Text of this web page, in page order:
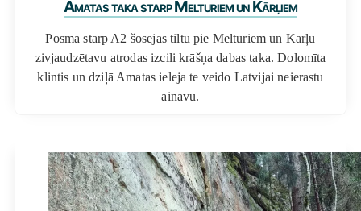
Amatas taka starp Melturiem un Kārļiem
Posmā starp A2 šosejas tiltu pie Melturiem un Kārļu
zivjaudzētavu atrodas izcili krāšņa dabas taka. Dolomīta
klintis un dziļā Amatas ieleja te veido Latvijai neierastu
ainavu.